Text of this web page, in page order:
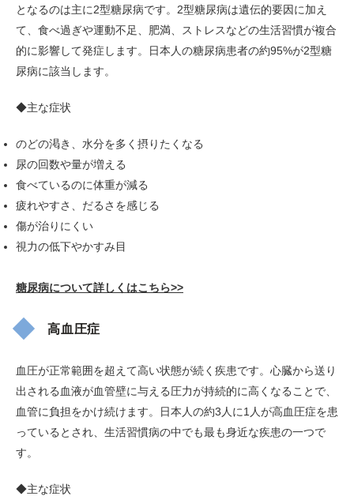
となるのは主に2型糖尿病です。2型糖尿病は遺伝的要因に加え
て、食べ過ぎや運動不足、肥満、ストレスなどの生活習慣が複合
的に影響して発症します。日本人の糖尿病患者の約95%が2型糖
尿病に該当します。
◆主な症状
のどの渇き、水分を多く摂りたくなる
尿の回数や量が増える
食べているのに体重が減る
疲れやすさ、だるさを感じる
傷が治りにくい
視力の低下やかすみ目
糖尿病について詳しくはこちら>>
高血圧症
血圧が正常範囲を超えて高い状態が続く疾患です。心臓から送り
出される血液が血管壁に与える圧力が持続的に高くなることで、
血管に負担をかけ続けます。日本人の約3人に1人が高血圧症を患
っているとされ、生活習慣病の中でも最も身近な疾患の一つで
す。
◆主な症状